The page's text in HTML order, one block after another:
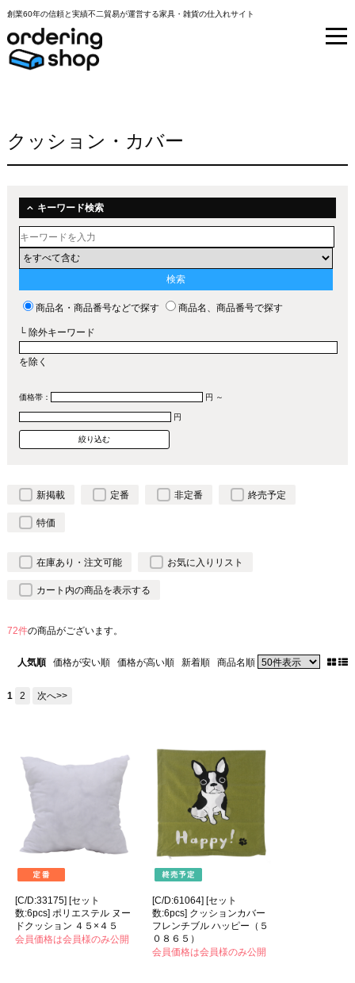
創業60年の信頼と実績不二貿易が運営する家具・雑貨の仕入れサイト
クッション・カバー
キーワード検索
商品名・商品番号などで探す 商品名、商品番号で探す
└ 除外キーワード
を除く
価格帯： 円 ～
円
新掲載 定番 非定番 終売予定
特価
在庫あり・注文可能 お気に入りリスト
カート内の商品を表示する
72件の商品がございます。
人気順 価格が安い順 価格が高い順 新着順 商品名順
1 2 次へ>>
[C/D:33175] [セット
数:6pcs] ポリエステル ヌー
ドクッション ４５×４５
会員価格は会員様のみ公開
[C/D:61064] [セット
数:6pcs] クッションカバー
フレンチブル ハッピー（５
０８６５）
会員価格は会員様のみ公開